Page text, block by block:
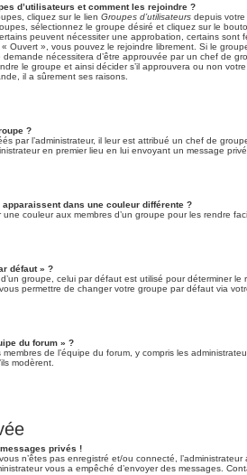
d’utilisateurs et comment les rejoindre ?
cliquez sur le lien Groupes d’utilisateurs depuis votre
sélectionnez le groupe désiré et cliquez sur le
peuvent nécessiter une approbation, certains sont
Ouvert », vous pouvez le rejoindre librement. Si le
nécessitera d’être approuvée par un chef de
le groupe et ainsi décider s’il approuvera ou non
il a sûrement ses raisons.
?
par l’administrateur, il leur est attribué un chef de
en premier lieu en lui envoyant un message
dans une couleur différente ?
une couleur aux membres d’un groupe pour les rendre
défaut » ?
groupe, celui par défaut est utilisé pour déterminer
permettre de changer votre groupe par défaut via
du forum » ?
de l’équipe du forum, y compris les
modèrent.
privés !
n’êtes pas enregistré et/ou connecté,
vous a empêché d’envoyer des messages.